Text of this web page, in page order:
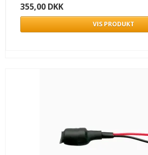
355,00 DKK
VIS PRODUKT